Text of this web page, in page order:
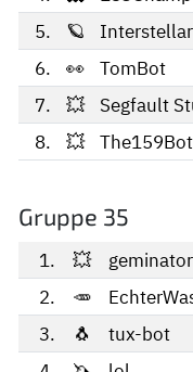
5.
🪐
6.
👀 TomBot
7.
💥 Segfault
8.
💥 The159Bot
Gruppe 35
1. 💥 geminator
2.
🥕
3.
🐧 tux-bot